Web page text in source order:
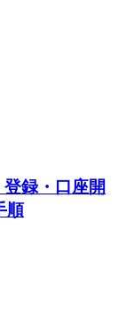
録・口座開
順